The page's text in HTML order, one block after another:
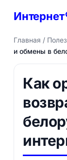
Главная /
и обмены в
Как